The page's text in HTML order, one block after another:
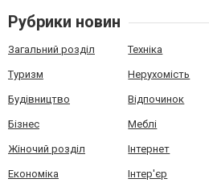
Рубрики новин
Загальний розділ Техніка
Туризм Нерухомість
Будівництво Відпочинок
Бізнес Меблі
Жіночий розділ Інтернет
Економіка Інтер'єр